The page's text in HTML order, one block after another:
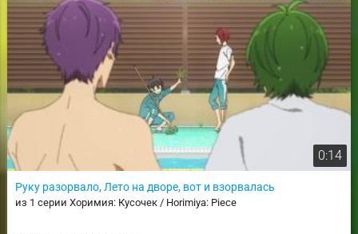
0:14
Руку разорвало, Лето на дворе, вот и взорвалась
из 1 серии Хоримия: Кусочек / Horimiya: Piece